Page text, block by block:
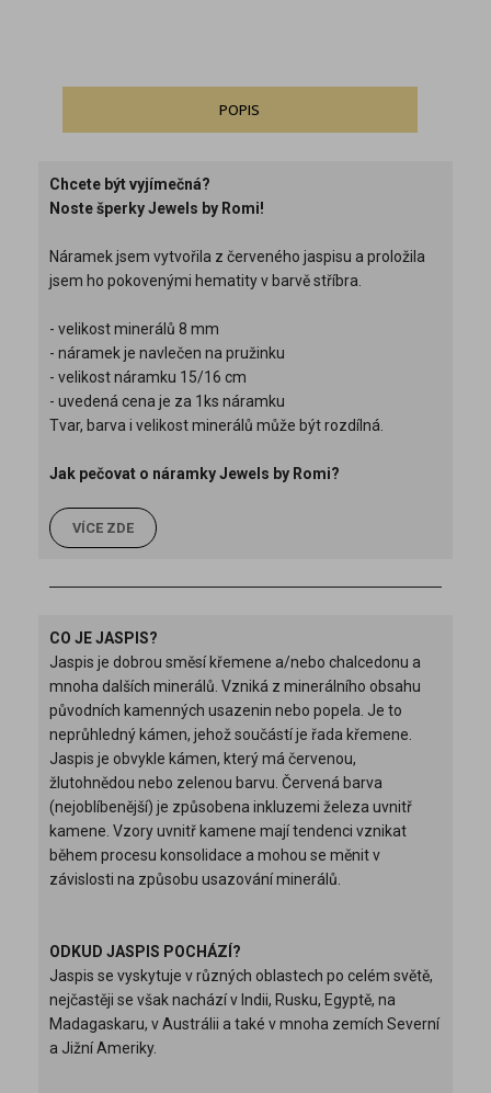
POPIS
Chcete být vyjímečná?
Noste šperky Jewels by Romi!
Náramek jsem vytvořila z červeného jaspisu a proložila
jsem ho pokovenými hematity v barvě stříbra.
- velikost minerálů 8 mm
- náramek je navlečen na pružinku
- velikost náramku 15/16 cm
- uvedená cena je za 1ks náramku
Tvar, barva i velikost minerálů může být rozdílná.
Jak pečovat o náramky Jewels by Romi?
VÍCE ZDE
CO JE JASPIS?
Jaspis je dobrou směsí křemene a/nebo chalcedonu a
mnoha dalších minerálů. Vzniká z minerálního obsahu
původních kamenných usazenin nebo popela. Je to
neprůhledný kámen, jehož součástí je řada křemene.
Jaspis je obvykle kámen, který má červenou,
žlutohnědou nebo zelenou barvu. Červená barva
(nejoblíbenější) je způsobena inkluzemi železa uvnitř
kamene. Vzory uvnitř kamene mají tendenci vznikat
během procesu konsolidace a mohou se měnit v
závislosti na způsobu usazování minerálů.
ODKUD JASPIS POCHÁZÍ?
Jaspis se vyskytuje v různých oblastech po celém světě,
nejčastěji se však nachází v Indii, Rusku, Egyptě, na
Madagaskaru, v Austrálii a také v mnoha zemích Severní
a Jižní Ameriky.